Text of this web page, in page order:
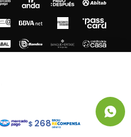
$ 268